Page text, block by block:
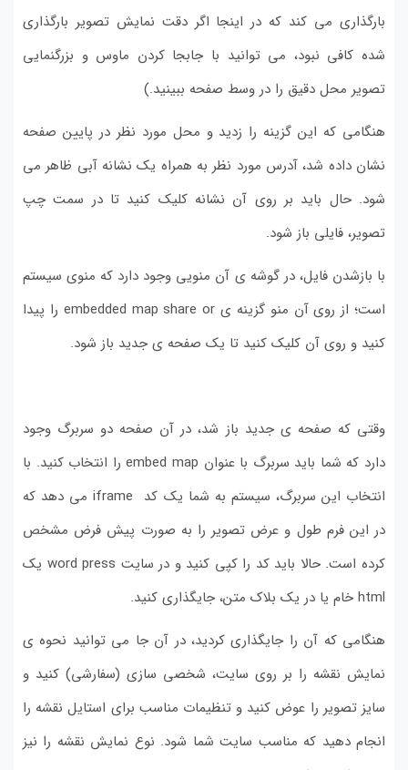
بارگذاری می کند که در اینجا اگر دقت نمایش تصویر بارگذاری
شده کافی نبود، می توانید با جابجا کردن ماوس و بزرگنمایی
تصویر محل دقیق را در وسط صفحه ببینید.)
هنگامی که این گزینه را زدید و محل مورد نظر در پایین صفحه
نشان داده شد، آدرس مورد نظر به همراه یک نشانه آبی ظاهر می
شود. حال باید بر روی آن نشانه کلیک کنید تا در سمت چپ
تصویر، فایلی باز شود.
با بازشدن فایل، در گوشه ی آن منویی وجود دارد که منوی سیستم
است؛ از روی آن منو گزینه ی embedded map share or را پیدا
کنید و روی آن کلیک کنید تا یک صفحه ی جدید باز شود.
وقتی که صفحه ی جدید باز شد، در آن صفحه دو سربرگ وجود
دارد که شما باید سربرگ با عنوان embed map را انتخاب کنید. با
انتخاب این سربرگ، سیستم به شما یک کد iframe می دهد که
در این فرم طول و عرض تصویر را به صورت پیش فرض مشخص
کرده است. حالا باید کد را کپی کنید و در سایت word press یک
html خام یا در یک بلاک متن، جایگذاری کنید.
هنگامی که آن را جایگذاری کردید، در آن جا می توانید نحوه ی
نمایش نقشه را بر روی سایت، شخصی سازی (سفارشی) کنید و
سایز تصویر را عوض کنید و تنظیمات مناسب برای استایل نقشه را
انجام دهید که مناسب سایت شما شود. نوع نمایش نقشه را نیز